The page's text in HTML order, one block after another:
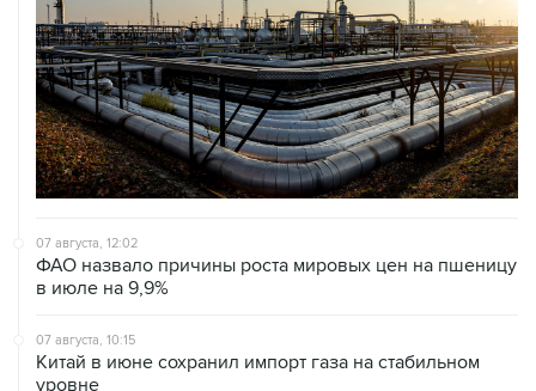
07 августа, 12:02
ФАО назвало причины роста мировых цен на пшеницу
в июле на 9,9%
07 августа, 10:15
Китай в июне сохранил импорт газа на стабильном
уровне